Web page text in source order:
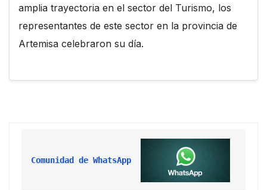
amplia trayectoria en el sector del Turismo, los
representantes de este sector en la provincia de
Artemisa celebraron su día.
Comunidad de WhatsApp